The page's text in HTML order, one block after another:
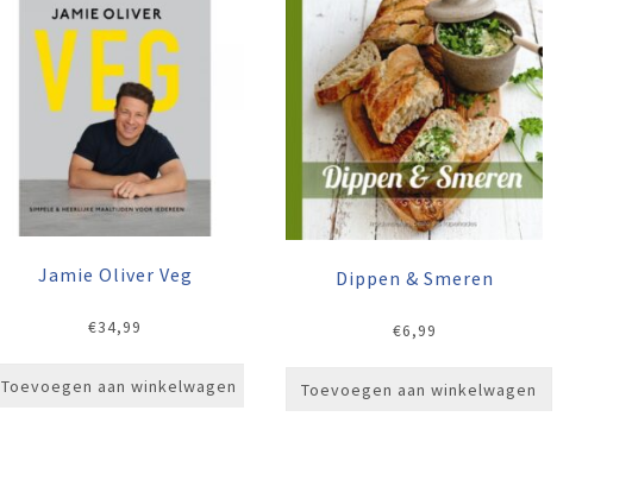
Jamie Oliver Veg
€34,99
Toevoegen aan winkelwagen
Dippen & Smeren
€6,99
Toevoegen aan winkelwagen